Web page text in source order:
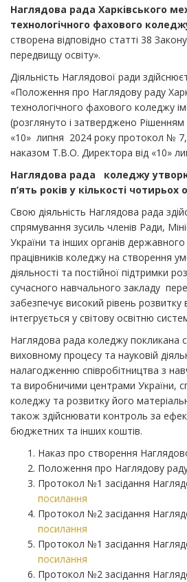
Наглядова рада Харківського
технологічного фахового
створена відповідно статті 38
передвищу освіту».
Діяльність Наглядової ради
«Положення про Наглядову раду
технологічного фахового коледжу
(розглянуто і затверджено Рішенням
«10» липня 2024 року протокол №
наказом Т.В.О. Директора від «10»
Наглядова рада коледжу
п’ять років у кількості чотирьох
Свою діяльність Наглядова рада
спрямування зусиль членів Ради,
України та інших органів державного
працівників коледжу на створення
діяльності та постійної підтримки
сучасного навчального закладу
забезпечує високий рівень розвитку
інтегрується у світову освітню
Наглядова рада коледжу покликана
виховному процесу та науковій
налагодженню співробітництва з
та виробничими центрами України,
коледжу та розвитку його
також здійснювати контроль за
бюджетних та інших коштів.
Наказ про створення
Положення про Наглядову
Протокол №1 засідання
посилання
Протокол №2 засідання
посилання
Протокол №1 засідання
посилання
Протокол №2 засідання